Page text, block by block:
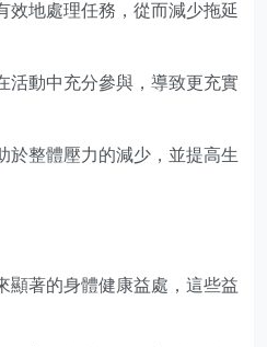
效地處理任務，從而減少拖延
活動中充分參與，導致更充實
於整體壓力的減少，並提高生
顯著的身體健康益處，這些益